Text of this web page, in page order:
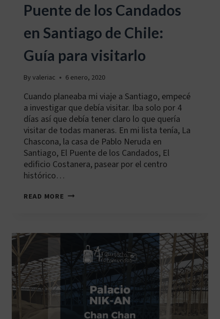
Puente de los Candados
en Santiago de Chile:
Guía para visitarlo
Byvaleriac 6 enero, 2020
Cuando planeaba mi viaje a Santiago, empecé
a investigar que debía visitar. Iba solo por 4
días así que debía tener claro lo que quería
visitar de todas maneras. En mi lista tenía, La
Chascona, la casa de Pablo Neruda en
Santiago, El Puente de los Candados, El
edificio Costanera, pasear por el centro
histórico…
READ MORE PUENTE
CHILE:
GUÍA
PARA
VISITARLO